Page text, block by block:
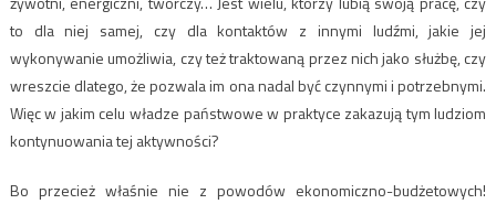
to dla niej samej, czy dla kontaktów z innymi ludźmi, jakie jej
wykonywanie umożliwia, czy też traktowaną przez nich jako służbę, czy
wreszcie dlatego, że pozwala im ona nadal być czynnymi i potrzebnymi.
Więc w jakim celu władze państwowe w praktyce zakazują tym ludziom
kontynuowania tej aktywności?
Bo przecież właśnie nie z powodów ekonomiczno-budżetowych!